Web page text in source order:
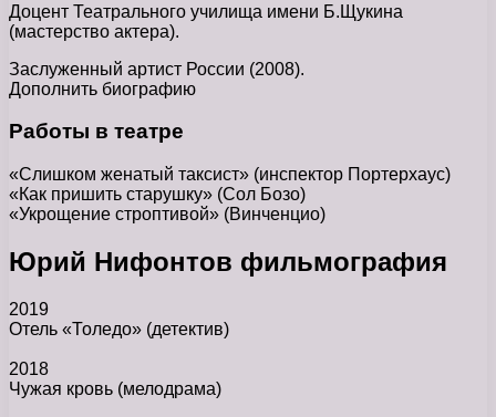
Доцент Театрального училища имени Б.Щукина
(мастерство актера).
Заслуженный артист России (2008).
Дополнить биографию
Работы в театре
«Слишком женатый таксист» (инспектор Портерхаус)
«Как пришить старушку» (Сол Бозо)
«Укрощение строптивой» (Винченцио)
Юрий Нифонтов фильмография
2019
Отель «Толедо» (детектив)
2018
Чужая кровь (мелодрама)